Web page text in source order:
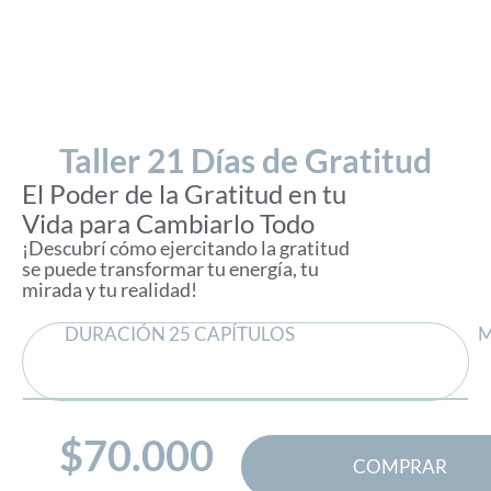
Taller 21 Días de Gratitud
El Poder de la Gratitud en tu
Vida para Cambiarlo Todo
¡Descubrí cómo ejercitando la gratitud
se puede transformar tu energía, tu
mirada y tu realidad!
DURACIÓN 25 CAPÍTULOS
$70.000 COMPRAR